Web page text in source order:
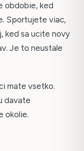
obdobie, ked
Sportujete viac,
ked sa ucite novy
Je to neustale
mate vsetko.
davate
okolie.